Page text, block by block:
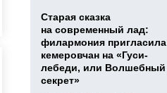
Старая сказка
на современный лад:
филармония пригласила
кемеровчан на «Гуси-
лебеди, или Волшебный
секрет»